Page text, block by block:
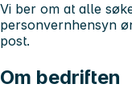
Vi ber om at alle
personvernhensyn
post.
Om bedriften